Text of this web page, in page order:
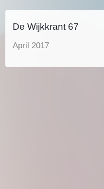
De Wijkkrant 67
April 2017